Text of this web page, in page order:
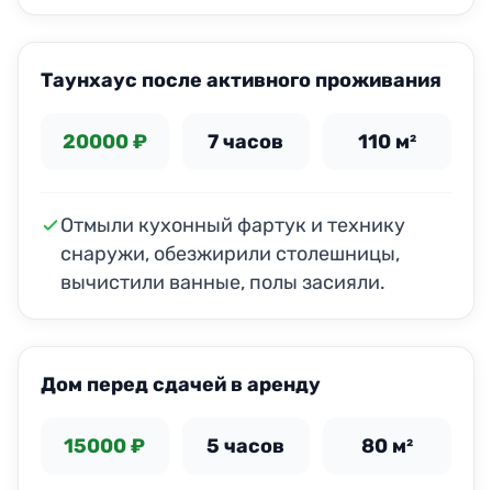
Таунхаус после активного проживания
20000 ₽ 7 часов 110 м²
Отмыли кухонный фартук и технику
снаружи, обезжирили столешницы,
вычистили ванные, полы засияли.
Дом перед сдачей в аренду
15000 ₽ 5 часов 80 м²